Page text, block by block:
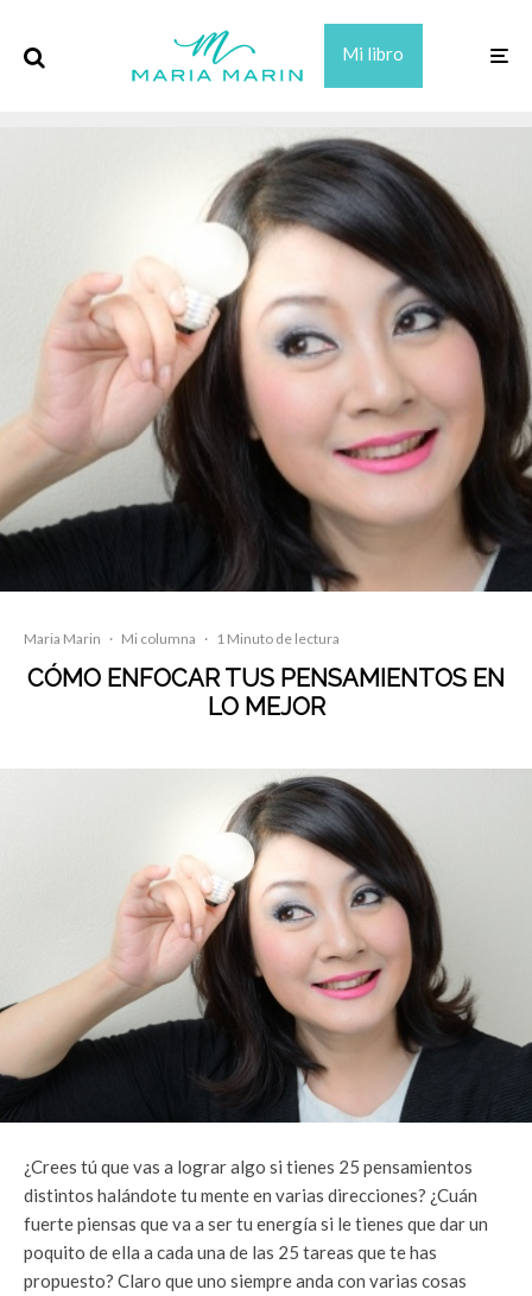
Mi libro
Maria Marin · Mi columna · 1 Minuto de lectura
CÓMO ENFOCAR TUS PENSAMIENTOS EN
LO MEJOR
¿Crees tú que vas a lograr algo si tienes 25 pensamientos
distintos halándote tu mente en varias direcciones? ¿Cuán
fuerte piensas que va a ser tu energía si le tienes que dar un
poquito de ella a cada una de las 25 tareas que te has
propuesto? Claro que uno siempre anda con varias cosas